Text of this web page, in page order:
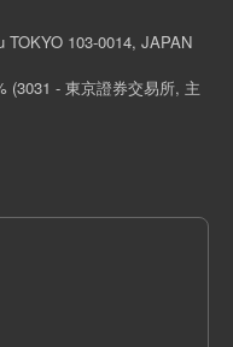
TOKYO 103-0014, JAPAN
(3031 - 東京證券交易所, 主